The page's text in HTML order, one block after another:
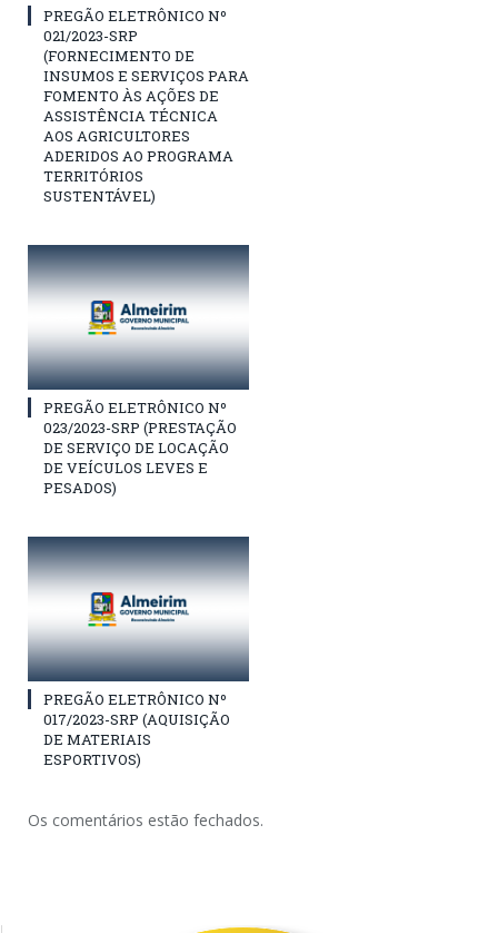
PREGÃO ELETRÔNICO Nº
021/2023-SRP
(FORNECIMENTO DE
INSUMOS E SERVIÇOS PARA
FOMENTO ÀS AÇÕES DE
ASSISTÊNCIA TÉCNICA
AOS AGRICULTORES
ADERIDOS AO PROGRAMA
TERRITÓRIOS
SUSTENTÁVEL)
PREGÃO ELETRÔNICO Nº
023/2023-SRP (PRESTAÇÃO
DE SERVIÇO DE LOCAÇÃO
DE VEÍCULOS LEVES E
PESADOS)
PREGÃO ELETRÔNICO Nº
017/2023-SRP (AQUISIÇÃO
DE MATERIAIS
ESPORTIVOS)
Os comentários estão fechados.